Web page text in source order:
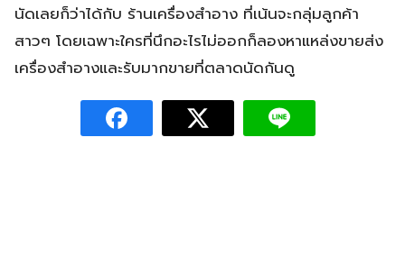
นัดเลยก็ว่าได้กับ ร้านเครื่องสำอาง ที่เน้นจะกลุ่มลูกค้า
สาวๆ โดยเฉพาะใครที่นึกอะไรไม่ออกก็ลองหาแหล่งขายส่ง
เครื่องสำอางและรับมากขายที่ตลาดนัดกันดู